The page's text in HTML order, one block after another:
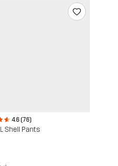
4.6 (76)
Shell Pants